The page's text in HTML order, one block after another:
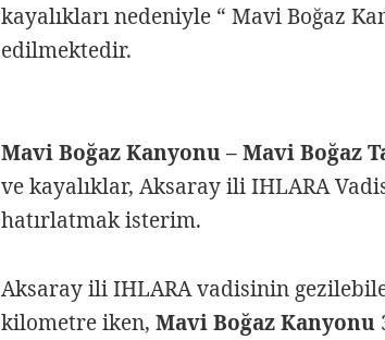
kayalıkları nedeniyle “ Mavi Boğaz
edilmektedir.
Mavi Boğaz Kanyonu – Mavi Boğaz
ve kayalıklar, Aksaray ili IHLARA
hatırlatmak isterim.
Aksaray ili IHLARA vadisinin
kilometre iken,Mavi Boğaz Kanyonu